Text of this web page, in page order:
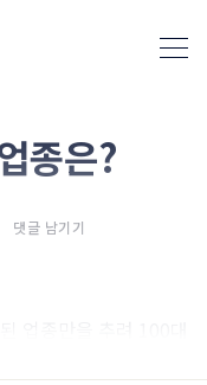
종은?
댓글 남기기